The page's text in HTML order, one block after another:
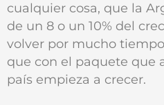
cualquier cosa, que la
de un 8 o un 10% del
volver por mucho
que con el paquete que
país empieza a crecer.